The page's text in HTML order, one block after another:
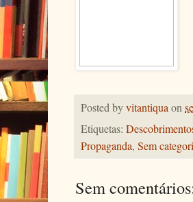
Posted byvitantiquaon
Etiquetas:
Propaganda, Sem
Sem